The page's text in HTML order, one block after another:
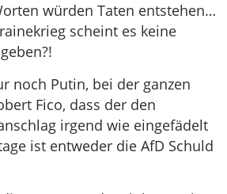
würden Taten entstehen…
scheint es keine
noch Putin, bei der ganzen
Fico, dass der den
irgend wie eingefädelt
ist entweder die AfD Schuld